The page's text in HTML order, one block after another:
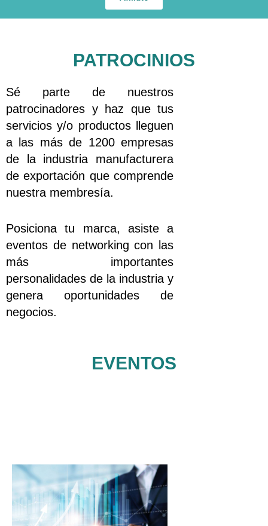
PATROCINIOS
Sé parte de nuestros
patrocinadores y haz que tus
servicios y/o productos lleguen
a las más de 1200 empresas
de la industria manufacturera
de exportación que comprende
nuestra membresía.
Posiciona tu marca, asiste a
eventos de networking con las
más importantes
personalidades de la industria y
genera oportunidades de
negocios.
EVENTOS